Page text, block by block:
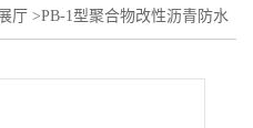
厅 >PB-1型聚合物改性沥青防水